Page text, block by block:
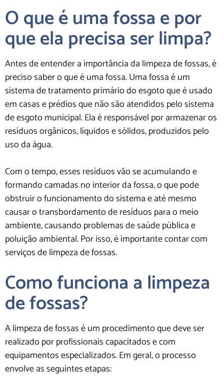
O que é uma fossa e por
que ela precisa ser limpa?
Antes de entender a importância da limpeza de fossas, é
preciso saber o que é uma fossa. Uma fossa é um
sistema de tratamento primário do esgoto que é usado
em casas e prédios que não são atendidos pelo sistema
de esgoto municipal. Ela é responsável por armazenar os
resíduos orgânicos, líquidos e sólidos, produzidos pelo
uso da água.
Com o tempo, esses resíduos vão se acumulando e
formando camadas no interior da fossa, o que pode
obstruir o funcionamento do sistema e até mesmo
causar o transbordamento de resíduos para o meio
ambiente, causando problemas de saúde pública e
poluição ambiental. Por isso, é importante contar com
serviços de limpeza de fossas.
Como funciona a limpeza
de fossas?
A limpeza de fossas é um procedimento que deve ser
realizado por profissionais capacitados e com
equipamentos especializados. Em geral, o processo
envolve as seguintes etapas: